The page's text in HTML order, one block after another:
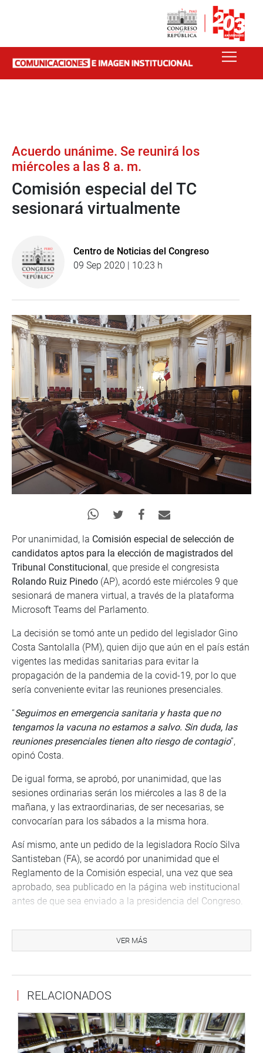
Acuerdo unánime. Se reunirá los
miércoles a las 8 a. m.
Comisión especial del TC
sesionará virtualmente
Centro de Noticias del Congreso
09 Sep 2020 | 10:23 h
Por unanimidad, la Comisión especial de selección de
candidatos aptos para la elección de magistrados del
Tribunal Constitucional , que preside el congresista
Rolando Ruiz Pinedo (AP), acordó este miércoles 9 que
sesionará de manera virtual, a través de la plataforma
Microsoft Teams del Parlamento.
La decisión se tomó ante un pedido del legislador Gino
Costa Santolalla (PM), quien dijo que aún en el país están
vigentes las medidas sanitarias para evitar la
propagación de la pandemia de la covid-19, por lo que
sería conveniente evitar las reuniones presenciales.
“Seguimos en emergencia sanitaria y hasta que no
tengamos la vacuna no estamos a salvo. Sin duda, las
reuniones presenciales tienen alto riesgo de contagio”,
opinó Costa.
De igual forma, se aprobó, por unanimidad, que las
sesiones ordinarias serán los miércoles a las 8 de la
mañana, y las extraordinarias, de ser necesarias, se
convocarían para los sábados a la misma hora.
Así mismo, ante un pedido de la legisladora Rocío Silva
Santisteban (FA), se acordó por unanimidad que el
Reglamento de la Comisión especial, una vez que sea
aprobado, sea publicado en la página web institucional
antes de que sea enviado a la presidencia del Congreso.
Seguidamente, se inició el debate del Reglamento de la
la elección de magistrados del Tribunal Constitucional.
El presidente de ese grupo de trabajo, congresista
Rolando Ruiz, informó que este contiene un título
preliminar, 12 capítulos y 41 artículos.
VER MÁS
RELACIONADOS